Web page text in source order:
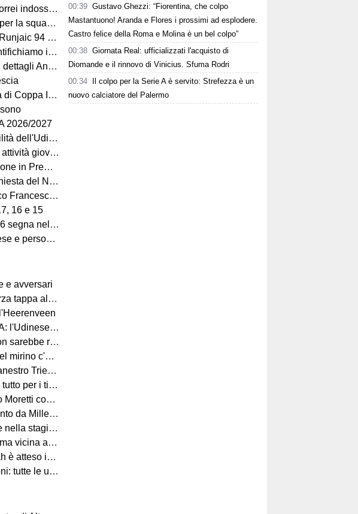
indossarla"
squadra"
in due anni"
il territorio"
'90. FOTO
Italia
2026/2027
in mano"
giovanili
League"
il difensore
Trieste
16 e 15
il Giugliano
le tue notizie
e avversari
de Pologne
un primato
gli italiani"
Kristensen
Trieste
per i tifosi"
location
"
2026/27
all'acquisto
in Turchia
le ufficialità
00:39 Gustavo Ghezzi: “Fiorentina, che colpo
Mastantuono! Aranda e Flores i prossimi ad esplodere.
Castro felice della Roma e Molina è un bel colpo”
00:38 Giornata Real: ufficializzati l'acquisto di
Diomande e il rinnovo di Vinicius. Sfuma Rodri
00:34
Il colpo per la Serie A è servito: Strefezza è un
nuovo calciatore del Palermo